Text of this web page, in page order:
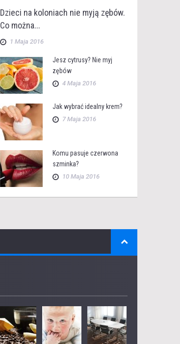
Dzieci na koloniach nie myją zębów.
Co można...
1 Maja 2016
Jesz cytrusy? Nie myj
zębów
4 Maja 2016
Jak wybrać idealny krem?
7 Maja 2016
Komu pasuje czerwona
szminka?
10 Maja 2016